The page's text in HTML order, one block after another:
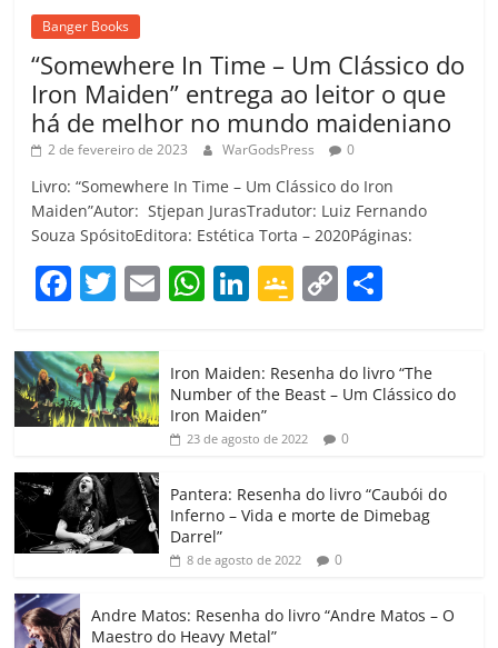
Banger Books
“Somewhere In Time – Um Clássico do
Iron Maiden” entrega ao leitor o que
há de melhor no mundo maideniano
2 de fevereiro de 2023 WarGodsPress 0
Livro: “Somewhere In Time – Um Clássico do Iron
Maiden”Autor: Stjepan JurasTradutor: Luiz Fernando
Souza SpósitoEditora: Estética Torta – 2020Páginas:
F
c
e
b
o
o
k
T
itt
er
E W
at
s
A
p
Li
e
dI
G
gl
e
Cl
a
ss
ro
o
C
p
y
Li
k
m
p
h
ar
Iron Maiden: Resenha do livro “The
Number of the Beast – Um Clássico do
Iron Maiden”
23 de agosto de 2022 0
Pantera: Resenha do livro “Caubói do
Inferno – Vida e morte de Dimebag
Darrel”
8 de agosto de 2022 0
Andre Matos: Resenha do livro “Andre Matos – O
Maestro do Heavy Metal”